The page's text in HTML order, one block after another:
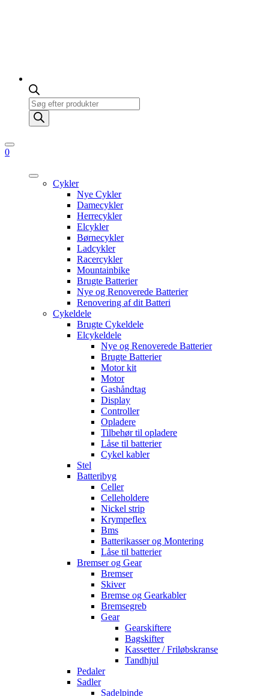
Products
search
0
Cykler
Nye Cykler
Damecykler
Herrecykler
Elcykler
Børnecykler
Ladcykler
Racercykler
Mountainbike
Brugte Batterier
Nye og Renoverede Batterier
Renovering af dit Batteri
Cykeldele
Brugte Cykeldele
Elcykeldele
Nye og Renoverede Batterier
Brugte Batterier
Motor kit
Motor
Gashåndtag
Display
Controller
Opladere
Tilbehør til opladere
Låse til batterier
Cykel kabler
Stel
Batteribyg
Celler
Celleholdere
Nickel strip
Krympeflex
Bms
Batterikasser og Montering
Låse til batterier
Bremser og Gear
Bremser
Skiver
Bremse og Gearkabler
Bremsegreb
Gear
Gearskiftere
Bagskifter
Kassetter / Friløbskranse
Tandhjul
Pedaler
Sadler
Sadelpinde